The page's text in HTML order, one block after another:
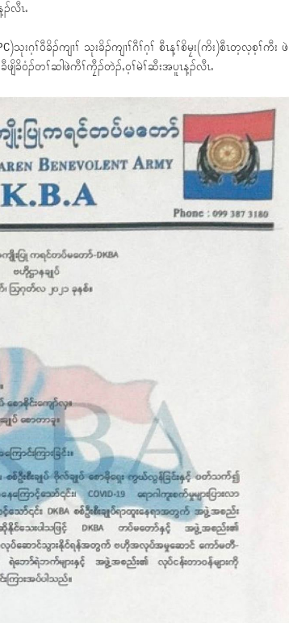
လီၤႉ
ဂ့ၢ်၀ီခိၣ်ကျၢၢ် သုးခိၣ်ကျၢၢ်ဂီၢ်ဂ့ၢ် စီၤန့ၢ်စိမၠး(ကိး)စီၤတ့လ့စ့ၢ်ကီး ဖဲ
ခိ၀ံၣ်တၢ်ဆါဖဲကီၢ်ကၠီၣ်တဲၣ်ႇ၀့ၢ်မဲၢ်ဆီးအပူၤန့ၣ်လီၤႉ